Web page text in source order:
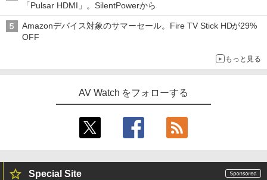
「Pulsar HDMI」。SilentPowerから
Amazonデバイス対象のサマーセール。Fire TV Stick HDが29%
OFF
もっと見る
AV Watch をフォローする
Special Site